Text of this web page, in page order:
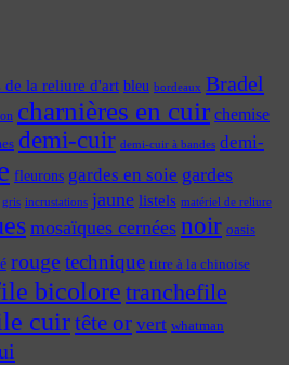
de la reliure d'art bleu bordeaux Bradel
charnières en cuir chemise
demi-cuir demi-cuir à bandes demi-
fleurons gardes en soie gardes
gris incrustations jaune listels matériel de reliure
mosaïques cernées noir oasis
rougetechnique titre à la chinoise
bicolore tranchefile
cuirtête or vert whatman